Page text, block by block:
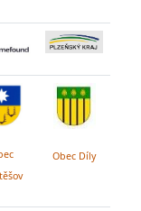
Obec Díly